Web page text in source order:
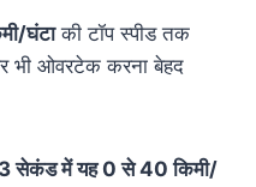
घंटाकी टॉप स्पीड तक
भी ओवरटेक करना बेहद
सेकंड में यह 0 से 40 किमी/